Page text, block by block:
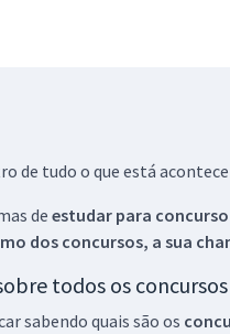
de tudo o que está
de estudar para
dosconcursos, a sua
todos os
sabendo quais são os